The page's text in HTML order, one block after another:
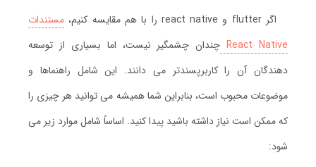
اگر flutter و react native را با هم مقایسه کنیم،
مستندات
React Native چندان چشمگیر نیست، اما بسیاری از توسعه
دهندگان آن را کاربرپسندتر می دانند. این شامل راهنماها و
موضوعات محبوب است، بنابراین شما همیشه می توانید هر چیزی را
که ممکن است نیاز داشته باشید پیدا کنید. اساساً شامل موارد زیر می
شود: